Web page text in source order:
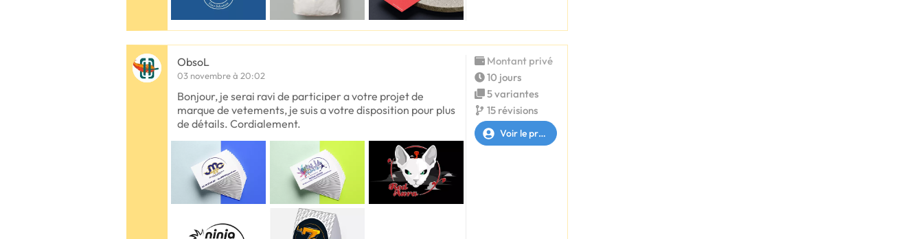
ObsoL
03 novembre à 20:02
Bonjour, je serai ravi de participer a votre projet de
marque de vetements, je suis a votre disposition pour plus
de détails. Cordialement.
Montant privé
10 jours
5 variantes
15 révisions
Voir le profil